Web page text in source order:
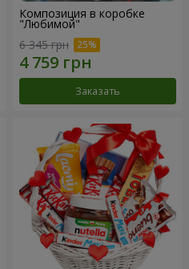
Композиция в коробке
"Любимой"
6 345 грн
Заказать